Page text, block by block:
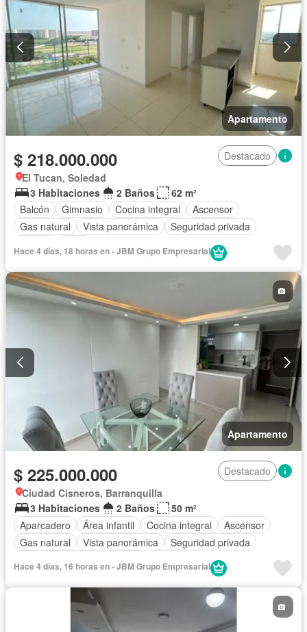
Apartamento
$ 218.000.000
Destacado
El Tucan, Soledad
3 Habitaciones
2 Baños
62 m²
Balcón
Gimnasio Cocina integral
Ascensor
Gas natural
Vista panorámica
Seguridad privada
Hace 4 días, 18 horas en - JBM Grupo Empresarial
Apartamento
$ 225.000.000
Destacado
Ciudad Cisneros, Barranquilla
3 Habitaciones
2 Baños
50 m²
Aparcadero
Área infantil Cocina integral
Ascensor
Gas natural
Vista panorámica
Seguridad privada
Hace 4 días, 16 horas en - JBM Grupo Empresarial